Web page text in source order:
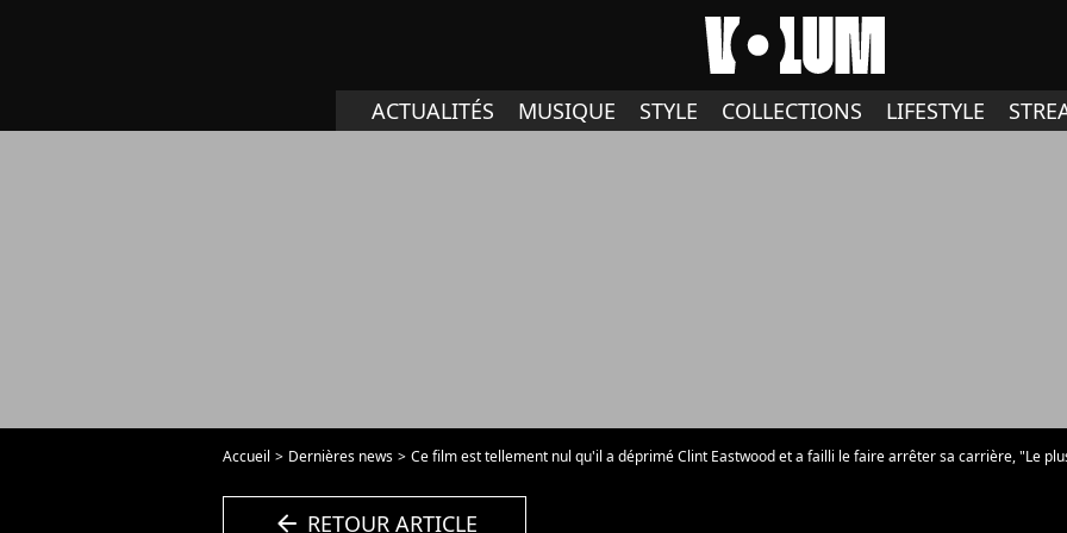
ACTUALITÉS MUSIQUE STYLE COLLECTIONS LIFESTYLE
Accueil Dernières news Ce film est tellement nul qu'il a déprimé Clint Eastwood et a failli le faire arrêter sa carrière, "Le
arrow_left RETOUR ARTICLE